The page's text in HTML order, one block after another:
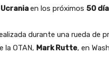
en los próximos 50
durante una rueda de
la OTAN, Mark Rutte, en